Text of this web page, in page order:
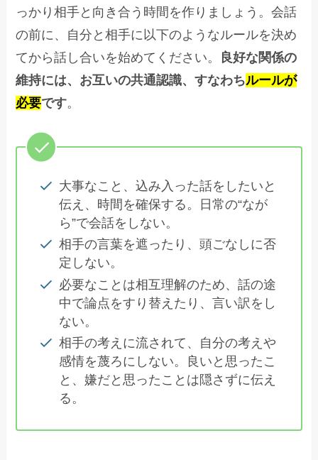
っかり相手と向き合う時間を作りましょう。会話
の前に、自分と相手に以下のようなルールを決め
てから話し合いを始めてください。
良好な関係の
維持には、お互いの共通認識、すなわちルールが
必要です。
大事なこと、込み入った話をしたいと
伝え、時間を確保する。日常の“なが
ら”で会話をしない。
相手の言葉を遮ったり、頭ごなしに否
定しない。
必要なことは相互理解のため、話の途
中で論点をすり替えたり、言い訳をし
ない。
相手の考えに流されて、自分の考えや
感情を蔑ろにしない。良いと思ったこ
と、嫌だと思ったことは隠さずに伝え
る。